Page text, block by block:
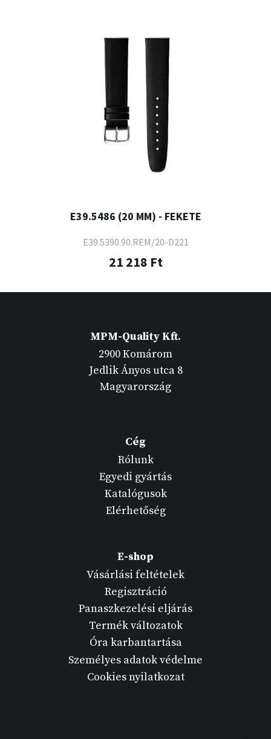
E39.5486 (20 MM) - FEKETE
E39.5390.90.REM/20-D221
21 218 Ft
MPM-Quality Kft.
2900 Komárom
Jedlik Ányos utca 8
Magyarország
Cég
Rólunk
Egyedi gyártás
Katalógusok
Elérhetőség
E-shop
Vásárlási feltételek
Regisztráció
Panaszkezelési eljárás
Termék változatok
Óra karbantartása
Személyes adatok védelme
Cookies nyilatkozat